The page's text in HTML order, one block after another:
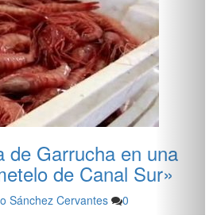
en una
de Canal Sur»
Cervantes 0
El